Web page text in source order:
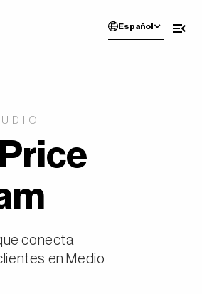
Español
conecta
en Medio